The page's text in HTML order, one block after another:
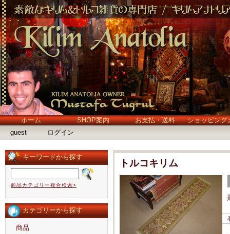
ホーム SHOP案内 お支払・送料
ショッピング
guest
ログイン
キーワードから探す
商品カテゴリー複合検索>
カテゴリーから探す
商品
トルコキリム